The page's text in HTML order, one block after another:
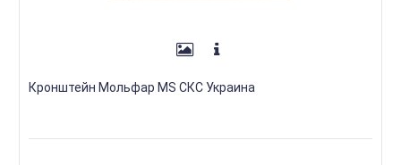
Кронштейн Мольфар MS СКС Украина